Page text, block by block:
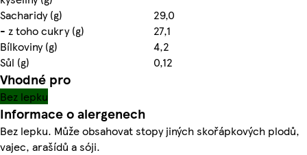
Sacharidy (g)
29,0
- z toho cukry (g)
27,1
Bílkoviny (g)
4,2
Sůl (g)
0,12
Vhodné pro
Bez lepku
Informace o alergenech
Bez lepku. Může obsahovat stopy jiných skořápkových plodů,
vajec, arašídů a sóji.